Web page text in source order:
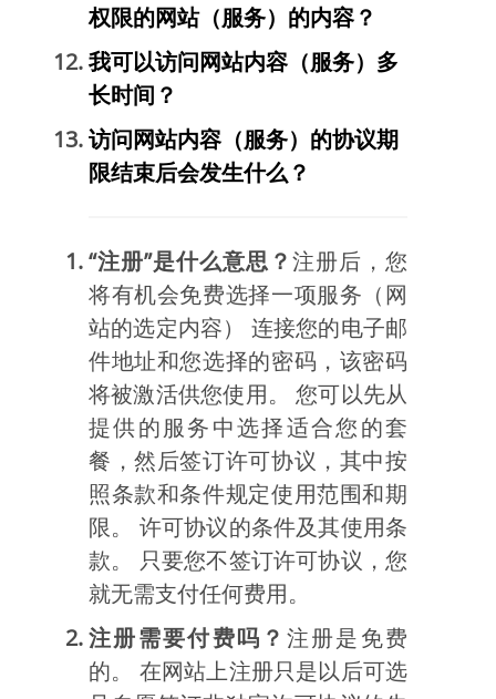
权限的网站（服务）的内容？
我可以访问网站内容（服务）多
长时间？
访问网站内容（服务）的协议期
限结束后会发生什么？
“注册”是什么意思？注册后，您
将有机会免费选择一项服务（网
站的选定内容） 连接您的电子邮
件地址和您选择的密码，该密码
将被激活供您使用。 您可以先从
提供的服务中选择适合您的套
餐，然后签订许可协议，其中按
照条款和条件规定使用范围和期
限。 许可协议的条件及其使用条
款。 只要您不签订许可协议，您
就无需支付任何费用。
注册需要付费吗？ 注册是免费
的。 在网站上注册只是以后可选